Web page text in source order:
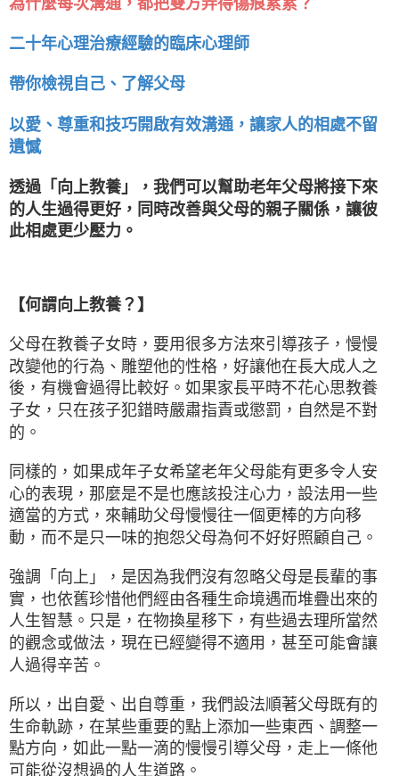
為什麼每次溝通，都把雙方弄得傷痕累累？
二十年心理治療經驗的臨床心理師
帶你檢視自己、了解父母
以愛、尊重和技巧開啟有效溝通，讓家人的相處不留
遺憾
透過「向上教養」，我們可以幫助老年父母將接下來
的人生過得更好，同時改善與父母的親子關係，讓彼
此相處更少壓力。
【何謂向上教養？】
父母在教養子女時，要用很多方法來引導孩子，慢慢
改變他的行為、雕塑他的性格，好讓他在長大成人之
後，有機會過得比較好。如果家長平時不花心思教養
子女，只在孩子犯錯時嚴肅指責或懲罰，自然是不對
的。
同樣的，如果成年子女希望老年父母能有更多令人安
心的表現，那麼是不是也應該投注心力，設法用一些
適當的方式，來輔助父母慢慢往一個更棒的方向移
動，而不是只一味的抱怨父母為何不好好照顧自己。
強調「向上」，是因為我們沒有忽略父母是長輩的事
實，也依舊珍惜他們經由各種生命境遇而堆疊出來的
人生智慧。只是，在物換星移下，有些過去理所當然
的觀念或做法，現在已經變得不適用，甚至可能會讓
人過得辛苦。
所以，出自愛、出自尊重，我們設法順著父母既有的
生命軌跡，在某些重要的點上添加一些東西、調整一
點方向，如此一點一滴的慢慢引導父母，走上一條他
可能從沒想過的人生道路。